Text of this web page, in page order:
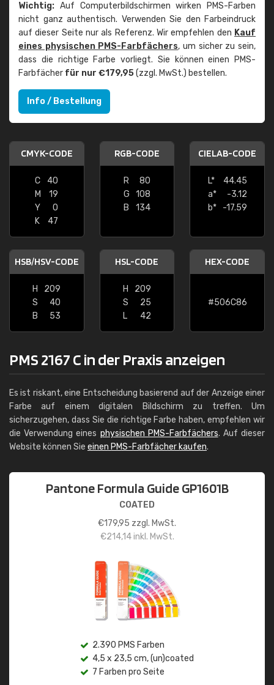
Wichtig: Auf Computerbildschirmen wirken PMS-Farben
nicht ganz authentisch. Verwenden Sie den Farbeindruck
auf dieser Seite nur als Referenz. Wir empfehlen den Kauf
eines physischen PMS-Farbfächers, um sicher zu sein,
dass die richtige Farbe vorliegt. Sie können einen PMS-
Farbfächer für nur €179,95(zzgl. MwSt.) bestellen.
Info / Bestellung
CMYK-CODE
C
40
M
19
Y
0
K
47
RGB-CODE
R
80
G
108
B
134
CIELAB-CODE
L*
44.45
a*
-3.12
b*
-17.59
HSB/HSV-CODE
H
209
S
40
B
53
HSL-CODE
H
209
S
25
L
42
HEX-CODE
#506C86
PMS 2167 C in der Praxis anzeigen
Es ist riskant, eine Entscheidung basierend auf der Anzeige einer
Farbe auf einem digitalen Bildschirm zu treffen. Um
sicherzugehen, dass Sie die richtige Farbe haben, empfehlen wir
die Verwendung eines physischen PMS-Farbfächers. Auf dieser
Website können Sie einen PMS-Farbfächer kaufen.
Pantone Formula Guide GP1601B
COATED
€179,95 zzgl. MwSt.
€214,14inkl. MwSt.
2.390 PMS Farben
4,5 x 23,5 cm, (un)coated
7 Farben pro Seite